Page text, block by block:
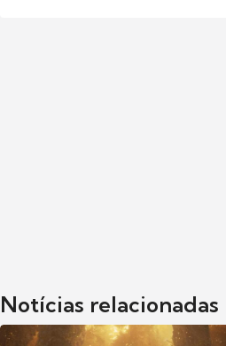
Notícias relacionadas